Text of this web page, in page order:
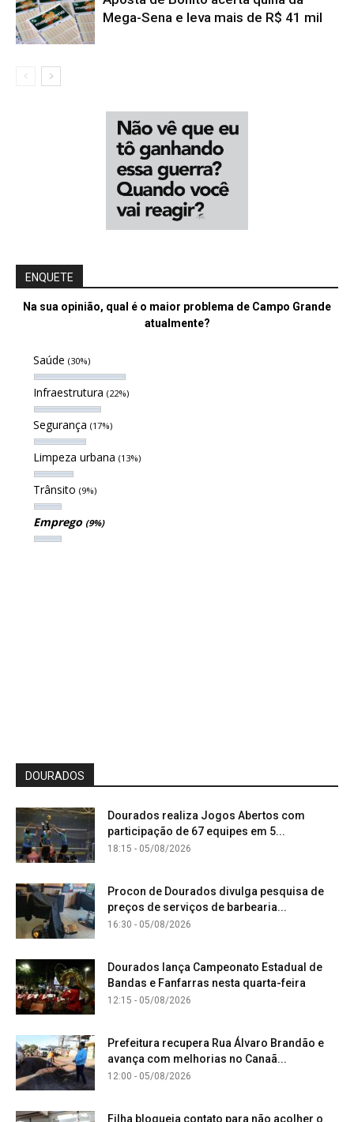
Mega-Sena e leva mais de R$ 41 mil
ENQUETE
Na sua opinião, qual é o maior problema de Campo Grande
atualmente?
Saúde (30%)
Infraestrutura (22%)
Segurança (17%)
Limpeza urbana (13%)
Trânsito (9%)
Emprego (9%)
DOURADOS
Dourados realiza Jogos Abertos com
participação de 67 equipes em 5...
18:15 - 05/08/2026
Procon de Dourados divulga pesquisa de
preços de serviços de barbearia...
16:30 - 05/08/2026
Dourados lança Campeonato Estadual de
Bandas e Fanfarras nesta quarta-feira
12:15 - 05/08/2026
Prefeitura recupera Rua Álvaro Brandão e
avança com melhorias no Canaã...
12:00 - 05/08/2026
Filha bloqueia contato para não acolher o